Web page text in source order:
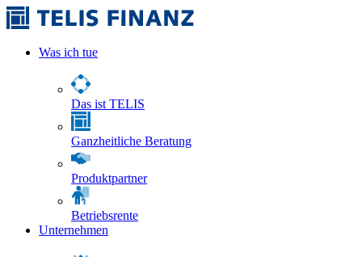
Was ich tue
Das ist TELIS
Ganzheitliche Beratung
Produktpartner
Betriebsrente
Unternehmen